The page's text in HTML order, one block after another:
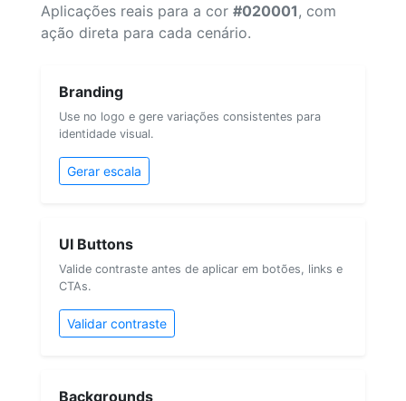
Aplicações reais para a cor #020001 , com
ação direta para cada cenário.
Branding
Use no logo e gere variações consistentes para
identidade visual.
Gerar escala
UI Buttons
Valide contraste antes de aplicar em botões, links e
CTAs.
Validar contraste
Backgrounds